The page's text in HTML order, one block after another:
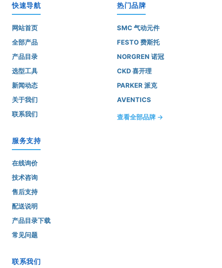
快速导航
网站首页
全部产品
产品目录
选型工具
新闻动态
关于我们
联系我们
热门品牌
SMC 气动元件
FESTO 费斯托
NORGREN 诺冠
CKD 喜开理
PARKER 派克
AVENTICS
查看全部品牌 →
服务支持
在线询价
技术咨询
售后支持
配送说明
产品目录下载
常见问题
联系我们